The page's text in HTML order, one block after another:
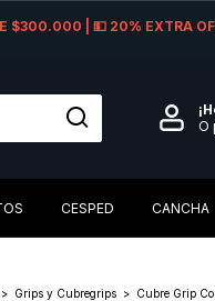
$300.000 | 💵 20% EXTRA
O
CESPED CANCHA
> Grips y Cubregrips > Cubre Grip